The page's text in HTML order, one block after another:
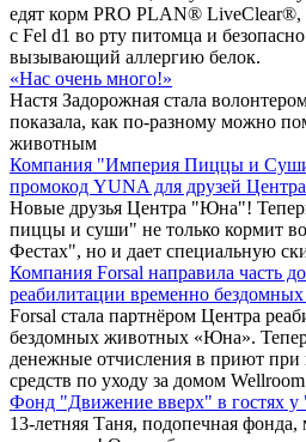
едят корм PRO PLAN® LiveClear®,
с Fel d1 во рту питомца и
вызывающий аллергию белок.
«Нас очень много!»
Настя Задорожная стала
показала, как по-разному можно
животным
Компания "Империя Пиццы и
промокод YUNA для друзей
Новые друзья Центра "Юна"!
пиццы и суши" не только кормит
Фестах", но и дает специальную
Компания Forsal направила часть
реабилитации временно
Forsal стала партнёром Центра
бездомных животных «Юна».
денежные отчисления в приют при
средств по уходу за домом
Фонд "Движение вверх" в гостях
13-летняя Таня, подопечная фонда,